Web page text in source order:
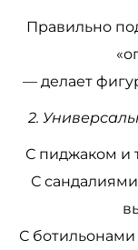
Правильно
— делает
2.
С пиджаком и
С
С